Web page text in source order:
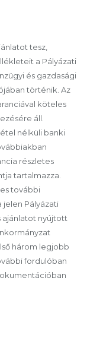
tesz,
a Pályázati
és gazdasági
történik. Az
köteles
áll.
nélküli banki
részletes
tartalmazza.
további
jelen Pályázati
ajánlatot nyújtott
három legjobb
fordulóban